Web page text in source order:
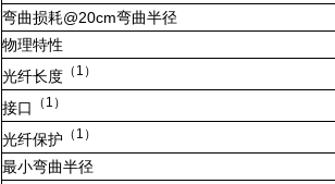
弯曲损耗@20cm弯曲半径
物理特性
光纤长度 （ 1 ）
接口 （ 1 ）
光纤保护 （ 1 ）
最小弯曲半径